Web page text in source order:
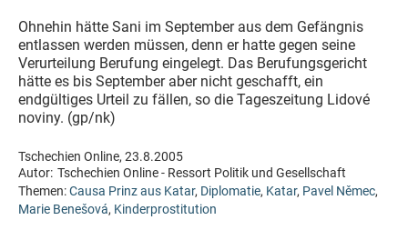
Ohnehin hätte Sani im September aus dem Gefängnis
entlassen werden müssen, denn er hatte gegen seine
Verurteilung Berufung eingelegt. Das Berufungsgericht
hätte es bis September aber nicht geschafft, ein
endgültiges Urteil zu fällen, so die Tageszeitung Lidové
noviny. (gp/nk)
Tschechien Online, 23.8.2005
Autor: Tschechien Online - Ressort Politik und Gesellschaft
Themen:Causa Prinz aus Katar, Diplomatie, Katar, Pavel Němec,
Marie Benešová, Kinderprostitution